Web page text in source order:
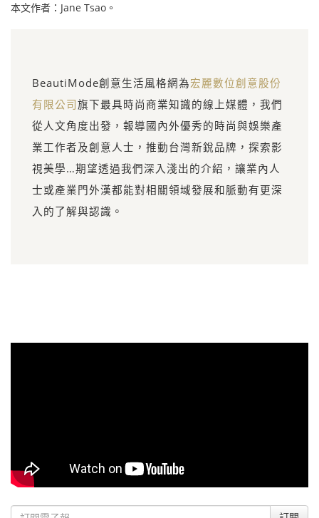
本文作者：Jane Tsao。
BeautiMode創意生活風格網為宏麗數位創意股份
有限公司旗下最具時尚商業知識的線上媒體，我們
從人文角度出發，報導國內外優秀的時尚與娛樂產
業工作者及創意人士，推動台灣新銳品牌，探索影
視美學…期望透過我們深入淺出的介紹，讓業內人
士或產業門外漢都能對相關領域發展和脈動有更深
入的了解與認識。